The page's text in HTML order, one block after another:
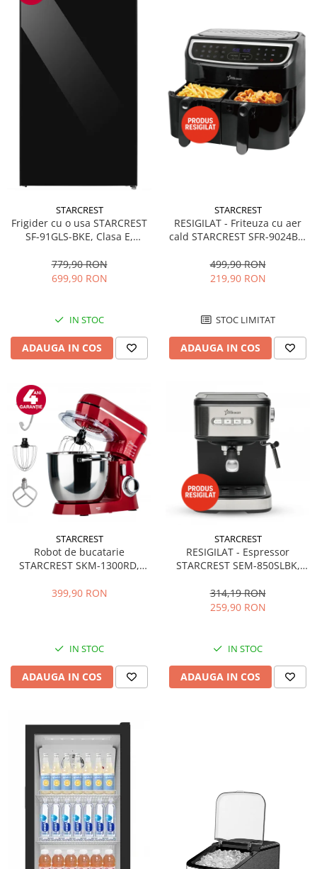
STARCREST
Frigider cu o usa STARCREST
SF-91GLS-BKE, Clasa E,
interioara, H 83 cm, Sticla
Neagra
779,90 RON
699,90 RON
IN STOC
ADAUGA IN COS
STARCREST
RESIGILAT - Friteuza cu aer
cald STARCREST SFR-9024BK,
Termostat 80 - 200 °C, 12
programe, Negru
499,90 RON
219,90 RON
STOC LIMITAT
ADAUGA IN COS
STARCREST
Robot de bucatarie
STARCREST SKM-1300RD,
Accesorii, 10 Viteze + Pulse,
399,90 RON
IN STOC
ADAUGA IN COS
STARCREST
RESIGILAT - Espressor
STARCREST SEM-850SLBK,
detasabil 1.5L, dispozitiv
spumare, filtru dublu din
314,19 RON
259,90 RON
IN STOC
ADAUGA IN COS